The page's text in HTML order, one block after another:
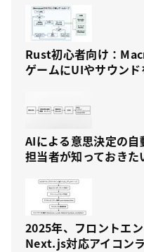
Rust初心者向け：
ゲームにUIやサウン
AIによる意思決定の
担当者が知っておきた
2025年、フロントエ
Next.js対応アイコン